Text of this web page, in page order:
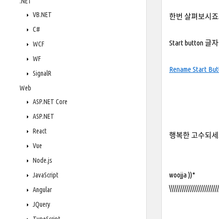
VB.NET
C#
WCF
WF
SignalR
Web
ASP.NET Core
ASP.NET
React
Vue
Node.js
JavaScript
Angular
JQuery
한번 살펴보시죠
Start button 글
Rename Start
행복한 고수되세
woojja ))*